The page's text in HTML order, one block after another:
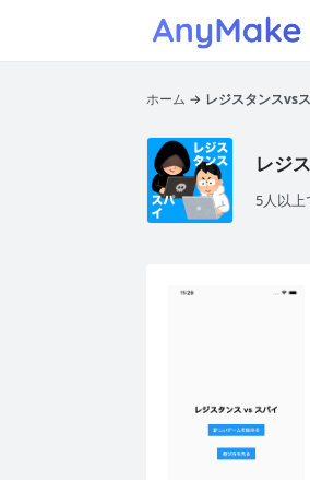
ホーム レジスタンスvs
レジ
5人以上